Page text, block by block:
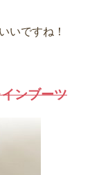
いですね！
ンブーツ